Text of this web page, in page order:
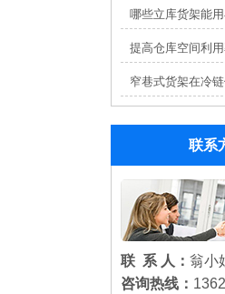
窄巷式货架在冷
联系
联 系 人： 翁小
咨询热线：